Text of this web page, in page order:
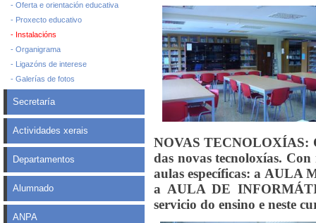
- Oferta e orientación educativa
- Proxecto educativo
- Instalacións
- Organigrama
- Ligazóns de interese
- Galerías de fotos
Secretaría
Actividades xerais
Departamentos
Alumnado
ANPA
NOVAS TECNOLOXÍAS:
das novas tecnoloxías.
aulas específicas: a AULA
a AULA DE
servicio do ensino e neste